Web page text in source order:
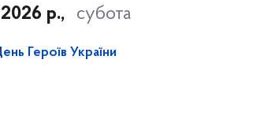
р., субота
Героїв України